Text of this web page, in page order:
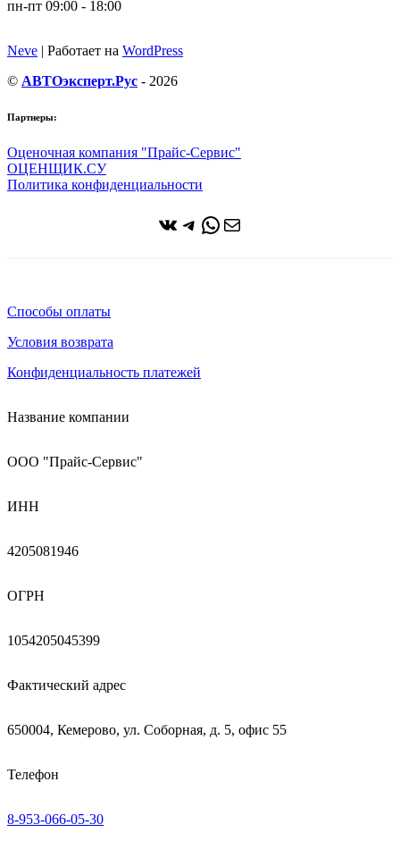
пн-пт 09:00 - 18:00
Neve | Работает на WordPress
© АВТОэксперт.Рус - 2026
Партнеры:
Оценочная компания "Прайс-Сервис"
ОЦЕНЩИК.СУ
Политика конфиденциальности
ВКонтакте
Telegram
WhatsApp
Почта
Способы оплаты
Условия возврата
Конфиденциальность платежей
Название компании
ООО "Прайс-Сервис"
ИНН
4205081946
ОГРН
1054205045399
Фактический адрес
650004, Кемерово, ул. Соборная, д. 5, офис 55
Телефон
8-953-066-05-30